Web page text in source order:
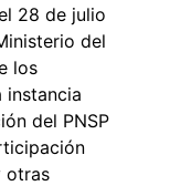
28 de julio
del
los
instancia
del PNSP
otras